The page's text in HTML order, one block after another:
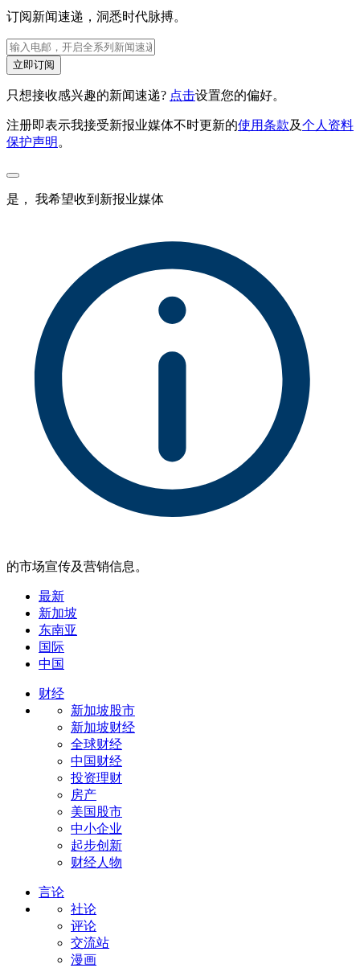
订阅新闻速递，洞悉时代脉搏。
立即订阅
只想接收感兴趣的新闻速递? 点击设置您的偏好。
注册即表示我接受新报业媒体不时更新的使用条款及个人资料
保护声明 。
是， 我希望收到新报业媒体
的市场宣传及营销信息。
最新
新加坡
东南亚
国际
中国
财经
新加坡股市
新加坡财经
全球财经
中国财经
投资理财
房产
美国股市
中小企业
起步创新
财经人物
言论
社论
评论
交流站
漫画